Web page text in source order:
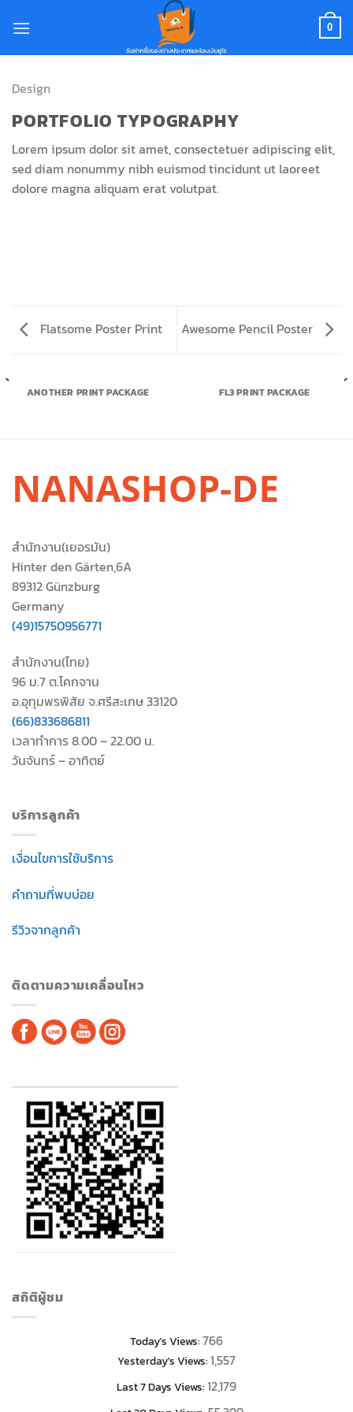
0
Design
PORTFOLIO TYPOGRAPHY
Lorem ipsum dolor sit amet, consectetuer adipiscing elit,
sed diam nonummy nibh euismod tincidunt ut laoreet
dolore magna aliquam erat volutpat.
Flatsome Poster Print Awesome Pencil Poster
ANOTHER PRINT PACKAGE FL3 PRINT PACKAGE
สำนักงาน(เยอรมัน)
Hinter den Gärten,6A
89312 Günzburg
Germany
(49)15750956771
สำนักงาน(ไทย)
96 ม.7 ต.โคกจาน
อ.อุทุมพรพิสัย จ.ศรีสะเกษ 33120
(66)833686811
เวลาทำการ 8.00 – 22.00 น.
วันจันทร์ – อาทิตย์
บริการลูกค้า
เงื่อนไขการใช้บริการ
คำถามที่พบบ่อย
รีวิวจากลูกค้า
ติดตามความเคลื่อนไหว
สถิติผู้ชม
Today's Views:766
Yesterday's Views:1,557
Last 7 Days Views:12,179